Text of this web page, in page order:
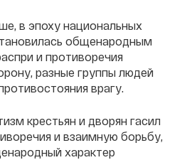
в эпоху национальных
общенародным
и противоречия
разные группы людей
врагу.
крестьян и дворян гасил
и взаимную борьбу,
характер